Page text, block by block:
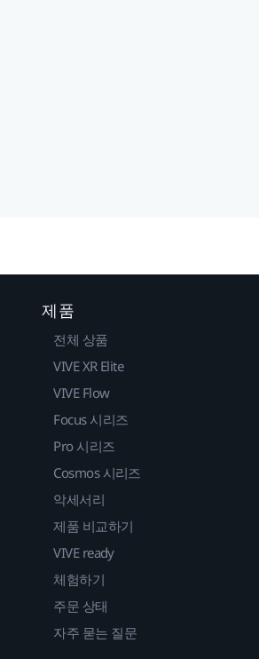
제품
전체 상품
VIVE XR Elite
VIVE Flow
Focus 시리즈
Pro 시리즈
Cosmos 시리즈
악세서리
제품 비교하기
VIVE ready
체험하기
주문 상태
자주 묻는 질문